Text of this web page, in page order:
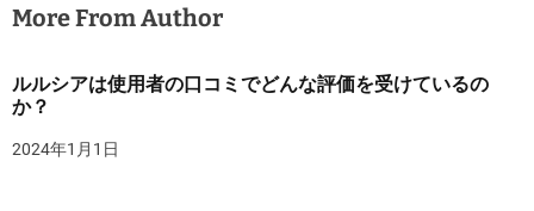
More From Author
ルルシアは使用者の口コミでどんな評価を受けているの
か？
2024年1月1日